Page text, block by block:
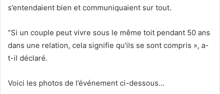
s’entendaient bien et communiquaient sur tout.
“Si un couple peut vivre sous le même toit pendant 50 ans
dans une relation, cela signifie qu’ils se sont compris », a-
t-il déclaré.
Voici les photos de l’événement ci-dessous…